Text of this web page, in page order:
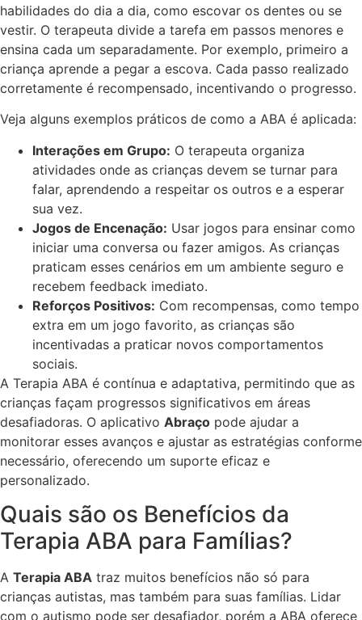
habilidades do dia a dia, como escovar os dentes ou se
vestir. O terapeuta divide a tarefa em passos menores e
ensina cada um separadamente. Por exemplo, primeiro a
criança aprende a pegar a escova. Cada passo realizado
corretamente é recompensado, incentivando o progresso.
Veja alguns exemplos práticos de como a ABA é aplicada:
Interações em Grupo: O terapeuta organiza
atividades onde as crianças devem se turnar para
falar, aprendendo a respeitar os outros e a esperar
sua vez.
Jogos de Encenação: Usar jogos para ensinar como
iniciar uma conversa ou fazer amigos. As crianças
praticam esses cenários em um ambiente seguro e
recebem feedback imediato.
Reforços Positivos: Com recompensas, como tempo
extra em um jogo favorito, as crianças são
incentivadas a praticar novos comportamentos
sociais.
A Terapia ABA é contínua e adaptativa, permitindo que as
crianças façam progressos significativos em áreas
desafiadoras. O aplicativo Abraço pode ajudar a
monitorar esses avanços e ajustar as estratégias conforme
necessário, oferecendo um suporte eficaz e
personalizado.
Quais são os Benefícios da
Terapia ABA para Famílias?
A Terapia ABA traz muitos benefícios não só para
crianças autistas, mas também para suas famílias. Lidar
com o autismo pode ser desafiador, porém a ABA oferece